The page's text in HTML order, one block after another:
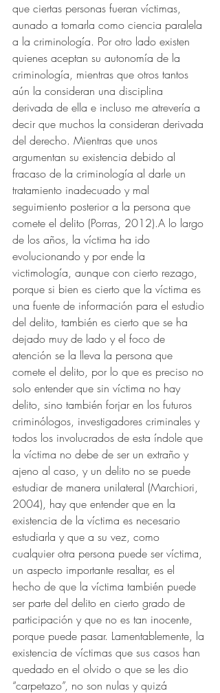
que ciertas personas fueran víctimas,
aunado a tomarla como ciencia paralela
a la criminología. Por otro lado existen
quienes aceptan su autonomía de la
criminología, mientras que otros tantos
aún la consideran una disciplina
derivada de ella e incluso me atrevería a
decir que muchos la consideran derivada
del derecho. Mientras que unos
argumentan su existencia debido al
fracaso de la criminología al darle un
tratamiento inadecuado y mal
seguimiento posterior a la persona que
comete el delito (Porras, 2012).A lo largo
de los años, la víctima ha ido
evolucionando y por ende la
victimología, aunque con cierto rezago,
porque si bien es cierto que la víctima es
una fuente de información para el estudio
del delito, también es cierto que se ha
dejado muy de lado y el foco de
atención se la lleva la persona que
comete el delito, por lo que es preciso no
solo entender que sin víctima no hay
delito, sino también forjar en los futuros
criminólogos, investigadores criminales y
todos los involucrados de esta índole que
la víctima no debe de ser un extraño y
ajeno al caso, y un delito no se puede
estudiar de manera unilateral (Marchiori,
2004), hay que entender que en la
existencia de la víctima es necesario
estudiarla y que a su vez, como
cualquier otra persona puede ser víctima,
un aspecto importante resaltar, es el
hecho de que la víctima también puede
ser parte del delito en cierto grado de
participación y que no es tan inocente,
porque puede pasar. Lamentablemente, la
existencia de víctimas que sus casos han
quedado en el olvido o que se les dio
“carpetazo”, no son nulas y quizá